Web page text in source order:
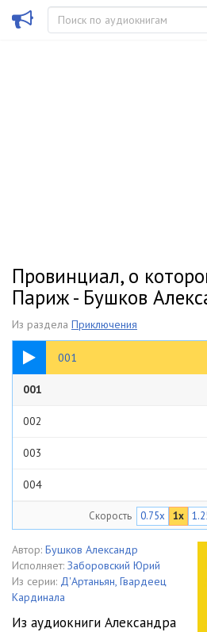
Провинциал, о
Париж - Бушков
Из раздела Приключения
001
01:59
001
002
003
004
006
007
Скорость 0.75x 1x
Автор: Бушков Александр
Исполняет: Заборовский Юрий
Из серии: Д'Артаньян, Гвардеец
Кардинала
Из аудиокниги Александра